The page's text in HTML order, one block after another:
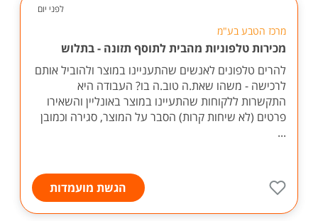
לפני יום
מרכז הטבע בע"מ
מכירות טלפוניות מהבית לתוסף תזונה - בתלוש
להרים טלפונים לאנשים שהתעניינו במוצר ולהוביל אותם
לרכישה - משהו שאת.ה טוב.ה בו? העבודה היא
התקשרות ללקוחות שהתעיינו במוצר באונליין והשאירו
פרטים (לא שיחות קרות) הסבר על המוצר, סגירה וכמובן
...
הגשת מועמדות